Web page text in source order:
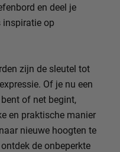
en deel je
op
zijn de sleutel tot
Of je nu een
of net begint,
en praktische manier
nieuwe hoogten te
de onbeperkte